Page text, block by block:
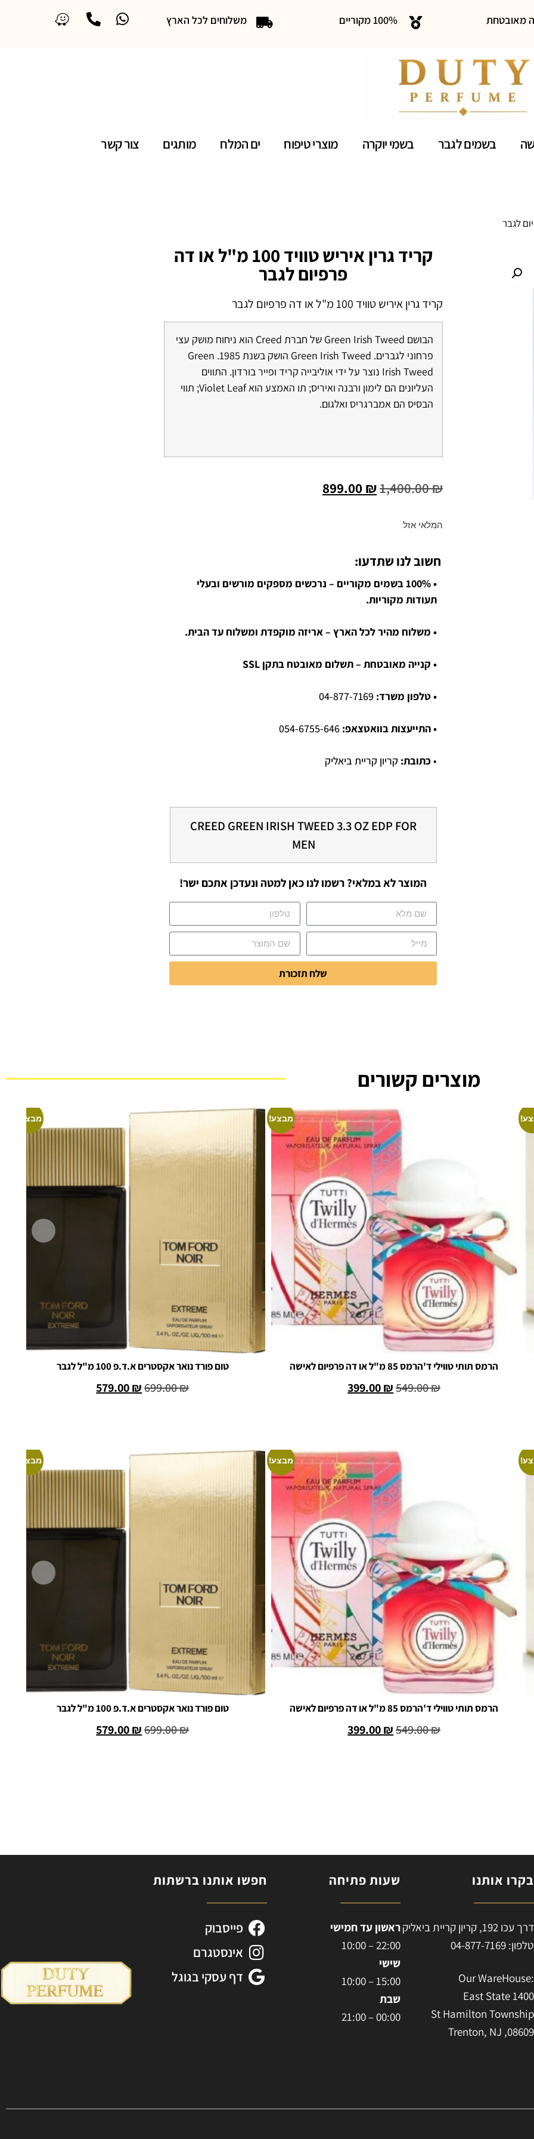
מאובטחת 100% מקוריים משלוחים לכל הארץ
בשמים לגבר בשמי יוקרה מוצרי טיפוח ים המלח מותגים צור קשר
קריד גרין איריש טוויד 100 מ"ל או דה
פרפיום לגבר
קריד גרין איריש טוויד 100 מ"ל או דה פרפיום לגבר
הבושם Green Irish Tweed של חברת Creed הוא ניחוח מושק עצי
פרחוני לגברים. Green Irish Tweed הושק בשנת 1985. Green
Irish Tweed נוצר על ידי אוליבייה קריד ופייר בורדון. התווים
העליונים הם לימון ורבנה ואיריס; תו האמצע הוא Violet Leaf; תווי
הבסיס הם אמברגריס ואלגום.
1,400.00₪
899.00 ₪
המלאי אזל
חשוב לנו שתדעו:
• 100% בשמים מקוריים – נרכשים מספקים מורשים ובעלי
תעודות מקוריות.
• משלוח מהיר לכל הארץ – אריזה מוקפדת ומשלוח עד הבית.
• קנייה מאובטחת – תשלום מאובטח בתקן SSL
• טלפון משרד:
• התייעצות בוואטצאפ:
• כתובת: קריון קריית ביאליק
CREED GREEN IRISH TWEED 3.3 OZ EDP FOR
MEN
המוצר לא במלאי? רשמו לנו כאן למטה ונעדכן אתכם ישר!
שלח תזכורת
מוצרים קשורים
מבצע!
טום פורד נואר אקסטרים א.ד.פ 100 מ"ל לגבר
699.00₪
579.00₪
מבצע!
הרמס תותי טווילי ד'הרמס 85 מ"ל או דה פרפיום לאישה
549.00₪
399.00₪
מבצע!
טום פורד נואר אקסטרים א.ד.פ 100 מ"ל לגבר
699.00₪
579.00₪
מבצע!
הרמס תותי טווילי ד'הרמס 85 מ"ל או דה פרפיום לאישה
549.00₪
399.00₪
בקרו אותנו
דרך עכו 192, קריון קריית ביאליק
טלפון: 04-877-7169
:Our WareHouse
East State 1400
St Hamilton Township
Trenton, NJ ,08609
שעות פתיחה
ראשון עד חמישי
22:00 – 10:00
שישי
15:00 – 10:00
שבת
00:00 – 21:00
חפשו אותנו ברשתות
פייסבוק
אינסטגרם
דף עסקי בגוגל